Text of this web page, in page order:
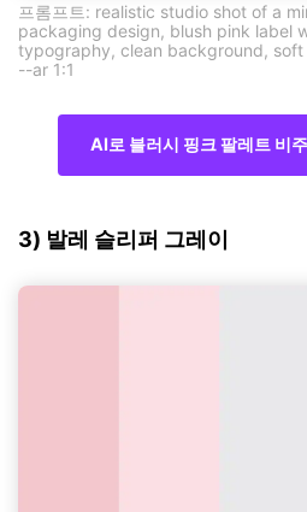
프롬프트: realistic studio shot of a
packaging design, blush pink label
typography, clean background,
--ar 1:1
AI로 블러시 핑크 팔레트 비
3) 발레 슬리퍼 그레이